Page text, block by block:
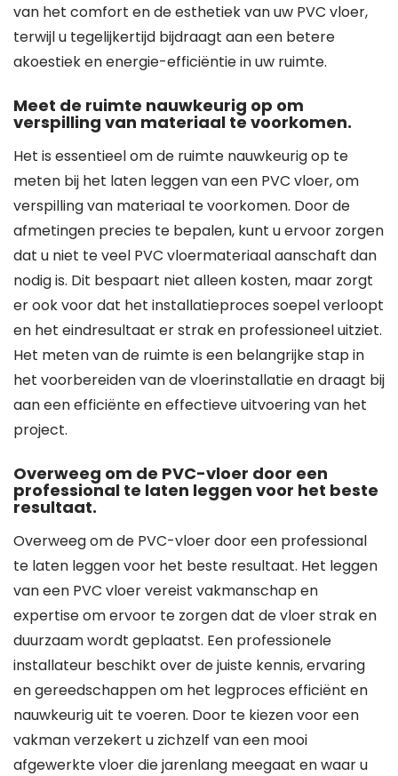
van het comfort en de esthetiek van uw PVC vloer,
terwijl u tegelijkertijd bijdraagt aan een betere
akoestiek en energie-efficiëntie in uw ruimte.
Meet de ruimte nauwkeurig op om
verspilling van materiaal te voorkomen.
Het is essentieel om de ruimte nauwkeurig op te
meten bij het laten leggen van een PVC vloer, om
verspilling van materiaal te voorkomen. Door de
afmetingen precies te bepalen, kunt u ervoor zorgen
dat u niet te veel PVC vloermateriaal aanschaft dan
nodig is. Dit bespaart niet alleen kosten, maar zorgt
er ook voor dat het installatieproces soepel verloopt
en het eindresultaat er strak en professioneel uitziet.
Het meten van de ruimte is een belangrijke stap in
het voorbereiden van de vloerinstallatie en draagt bij
aan een efficiënte en effectieve uitvoering van het
project.
Overweeg om de PVC-vloer door een
professional te laten leggen voor het beste
resultaat.
Overweeg om de PVC-vloer door een professional
te laten leggen voor het beste resultaat. Het leggen
van een PVC vloer vereist vakmanschap en
expertise om ervoor te zorgen dat de vloer strak en
duurzaam wordt geplaatst. Een professionele
installateur beschikt over de juiste kennis, ervaring
en gereedschappen om het legproces efficiënt en
nauwkeurig uit te voeren. Door te kiezen voor een
vakman verzekert u zichzelf van een mooi
afgewerkte vloer die jarenlang meegaat en waar u